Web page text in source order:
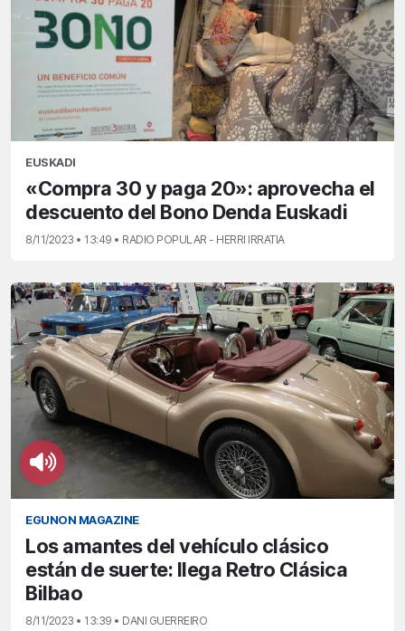
EUSKADI
«Compra 30 y paga 20»: aprovecha el
descuento del Bono Denda Euskadi
8/11/2023 • 13:49 • RADIO POPULAR - HERRI IRRATIA
EGUNON MAGAZINE
Los amantes del vehículo clásico
están de suerte: llega Retro Clásica
Bilbao
8/11/2023 • 13:39 • DANI GUERREIRO